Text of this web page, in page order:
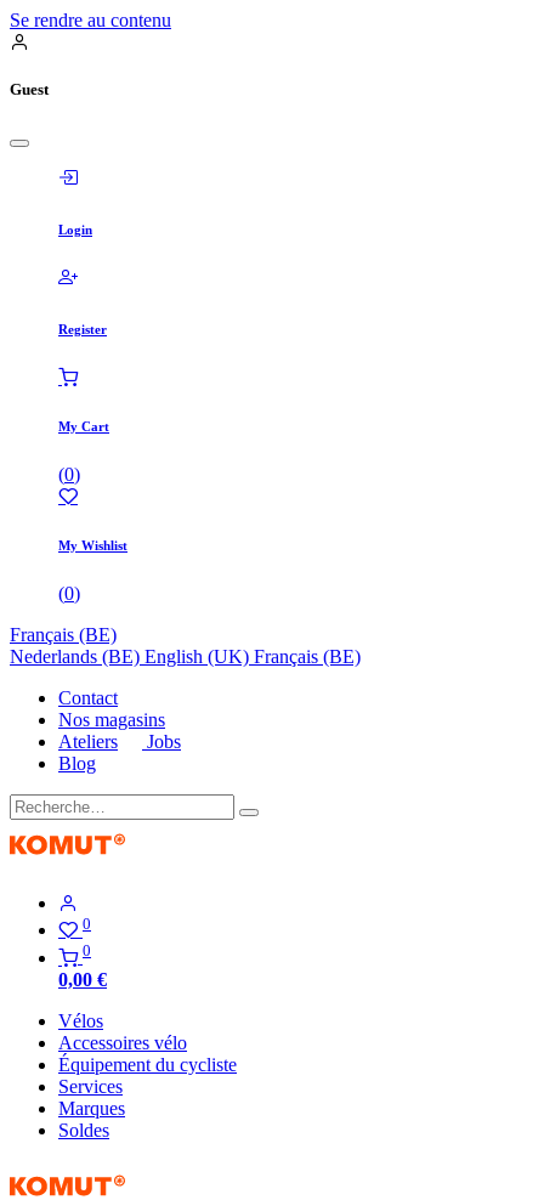
Se rendre au contenu
Guest
Login
Register
My Cart
(0)
My Wishlist
(0)
Français (BE)
Nederlands (BE) English (UK) Français (BE)
Contact
Nos magasins
Ateliers
Jobs
Blog
0
0
0,00 €
Vélos
Accessoires vélo
Équipement du cycliste
Services
Marques
Soldes